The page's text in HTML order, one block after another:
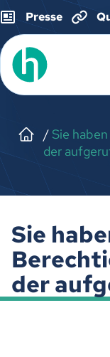
Presse
Sie
der
Sie
der